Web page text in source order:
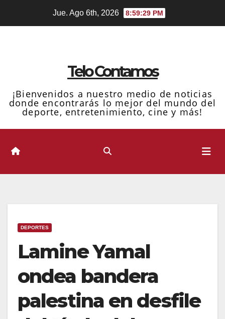
Jue. Ago 6th, 2026 8:59:30 PM
Telo Contamos
¡Bienvenidos a nuestro medio de noticias
donde encontrarás lo mejor del mundo del
deporte, entretenimiento, cine y más!
DEPORTES
Lamine Yamal
ondea bandera
palestina en desfile